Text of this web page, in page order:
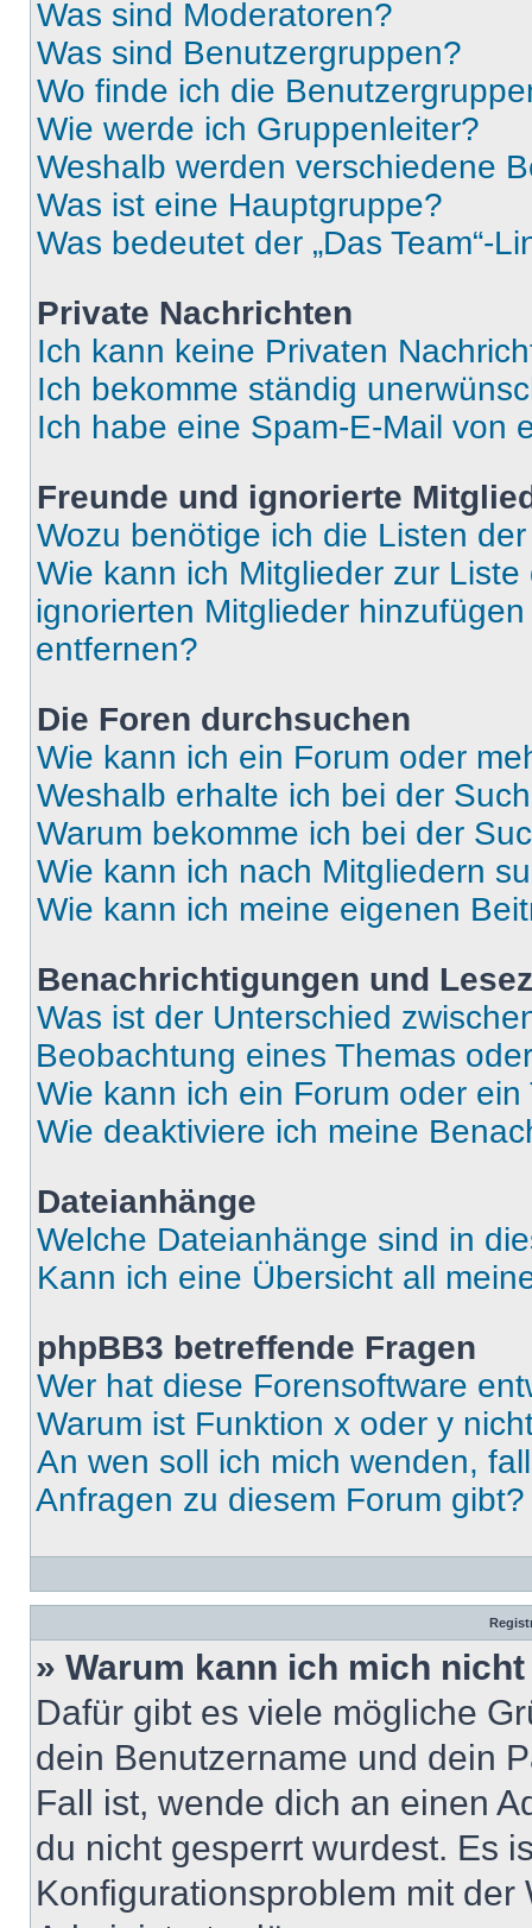
Was sind Moderatoren?
Was sind Benutzergruppen?
Wo finde ich die
Wie werde ich Gruppenleiter?
Weshalb werden verschiedene
Was ist eine Hauptgruppe?
Was bedeutet der „Das Team“-
Private Nachrichten
Ich kann keine Privaten
Ich bekomme ständig
Ich habe eine Spam-E-Mail von
Freunde und ignorierte
Wozu benötige ich die Listen
Wie kann ich Mitglieder zur
ignorierten Mitglieder
entfernen?
Die Foren durchsuchen
Wie kann ich ein Forum oder
Weshalb erhalte ich bei der
Warum bekomme ich bei der
Wie kann ich nach Mitgliedern
Wie kann ich meine eigenen
Benachrichtigungen und
Was ist der Unterschied
Beobachtung eines Themas
Wie kann ich ein Forum oder
Wie deaktiviere ich meine
Dateianhänge
Welche Dateianhänge sind in
Kann ich eine Übersicht all
phpBB3 betreffende Fragen
Wer hat diese Forensoftware
Warum ist Funktion x oder y
An wen soll ich mich wenden,
Anfragen zu diesem Forum gibt?
» Warum kann ich mich
Dafür gibt es viele mögliche
dein Benutzername und dein
Fall ist, wende dich an einen
du nicht gesperrt wurdest. Es
Konfigurationsproblem mit